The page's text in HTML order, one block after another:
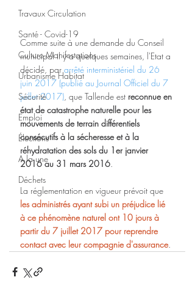
Travaux Circulation
Santé - Covid-19
Culture Manifestations
Urbanisme Habitat
Sécurité
Emploi
Élections
A la une
Déchets
Comme suite à une demande du Conseil
municipal il y a quelques semaines, l'Etat a
décidé, par arrêté interministériel du 26
juin 2017 (publié au Journal Officiel du 7
juillet 2017), que Tallende est reconnue en
état de catastrophe naturelle pour les
mouvements de terrain différentiels
consécutifs à la sécheresse et à la
réhydratation des sols du 1er janvier
2016 au 31 mars 2016.
La réglementation en vigueur prévoit que
les administrés ayant subi un préjudice lié
à ce phénomène naturel ont 10 jours à
partir du 7 juillet 2017 pour reprendre
contact avec leur compagnie d'assurance.